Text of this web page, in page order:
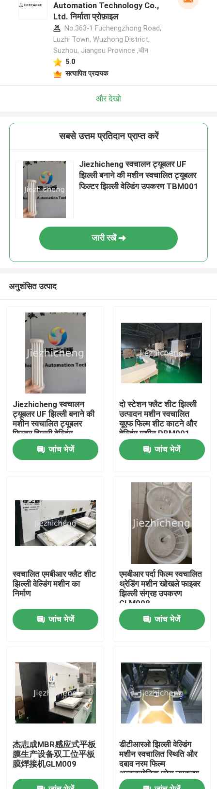
घर
उत्पाद
वीडियो
हमारे बारे में
कारखाने का दौरा
गुणवत्ता नियंत्रण
हमसे संपर्क करें
उद्धरण मांगें
चिकित्सा उपकरण पैकेजिंग मशीनें
चिकित्सा उपकरण बनाने की मशीन
Automation Technology Co.,
Ltd. निर्माता प्रोफ़ाइल
No.363-1 Fuchengzhong Road,
Luzhi Town, Wuzhong District,
Suzhou, Jiangsu Province ,चीन
5.0
सत्यापित प्रदायक
और देखो
सबसे उत्तम प्रतिदान प्राप्त करें
Jiezhicheng स्वचालन ट्यूबलर UF
झिल्ली बनाने की मशीन स्वचालित ट्यूबलर
फिल्टर झिल्ली वेल्डिंग उपकरण TBM001
जारी रखें
अनुशंसित उत्पाद
Jiezhicheng स्वचालन
ट्यूबलर UF झिल्ली बनाने की
मशीन स्वचालित ट्यूबलर
फिल्टर झिल्ली वेल्डिंग
उपकरण TBM001
जांच भेजें
दो स्टेशन फ्लैट शीट झिल्ली
उत्पादन मशीन स्वचालित
यूएफ फिल्म शीट काटने और
वेल्डिंग मशीन PBM001
जांच भेजें
स्वचालित एमबीआर फ्लैट शीट
झिल्ली वेल्डिंग मशीन का
निर्माण
जांच भेजें
एमबीआर पर्दा फिल्म स्वचालित
थ्रेडिंग मशीन खोखले फाइबर
झिल्ली संग्रह उपकरण
GLM008
जांच भेजें
杰志成MBR感应式平板
膜生产设备双工位平板
膜焊接机GLM009
डीटीआरओ झिल्ली वेल्डिंग
मशीन स्वचालित स्थिति और
दबाव नरम फिल्म
अल्ट्रासोनिक प्रेस उपकरण
GLM003